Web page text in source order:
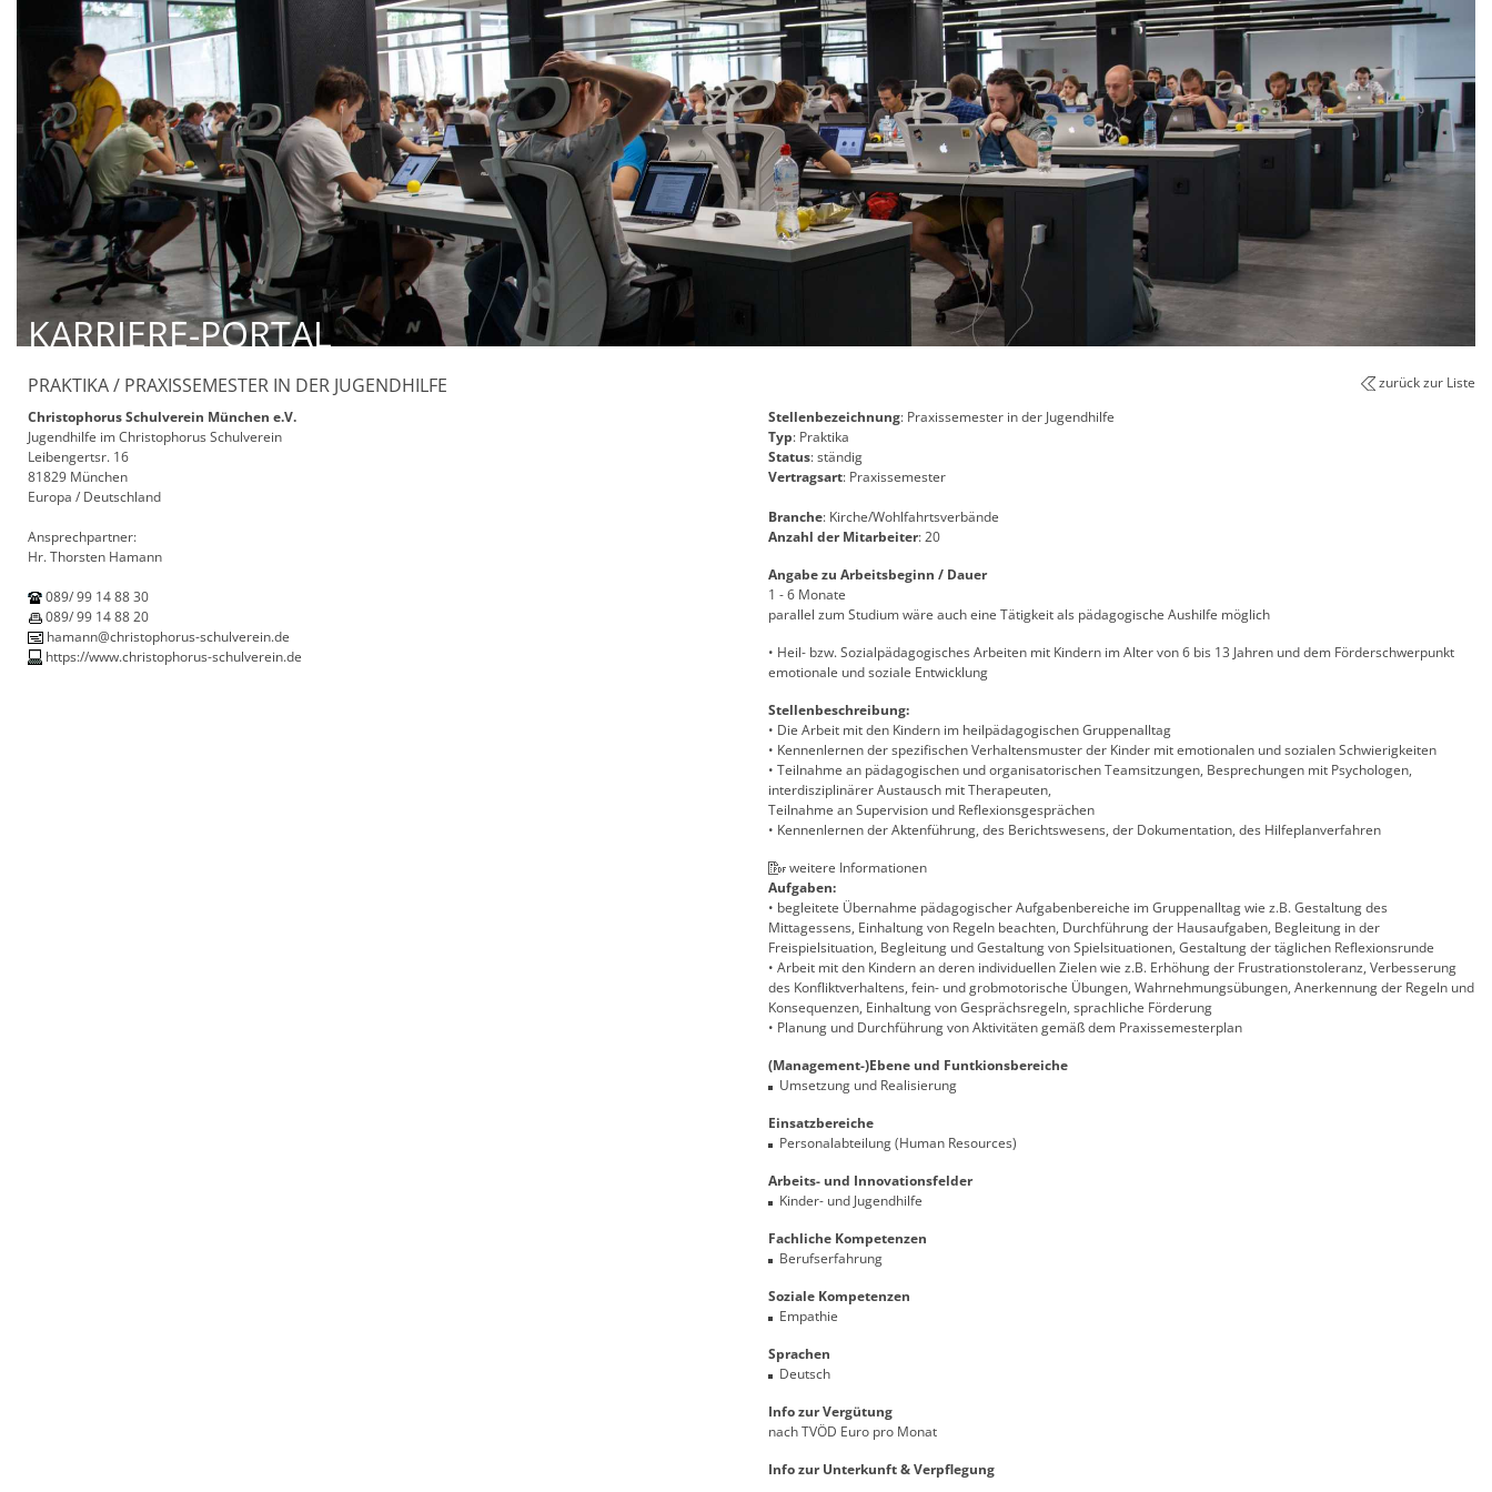
KARRIERE-PORTAL
zurück zur Liste
PRAKTIKA / PRAXISSEMESTER IN DER JUGENDHILFE
Christophorus Schulverein München e.V.
Jugendhilfe im Christophorus Schulverein
Leibengertsr. 16
81829 München
Europa / Deutschland
Ansprechpartner:
Hr. Thorsten Hamann
089/ 99 14 88 30
089/ 99 14 88 20
hamann@christophorus-schulverein.de
https://www.christophorus-schulverein.de
Stellenbezeichnung: Praxissemester in der Jugendhilfe
Typ: Praktika
Status: ständig
Vertragsart: Praxissemester
Branche: Kirche/Wohlfahrtsverbände
Anzahl der Mitarbeiter: 20
Angabe zu Arbeitsbeginn / Dauer
1 - 6 Monate
parallel zum Studium wäre auch eine Tätigkeit als pädagogische Aushilfe möglich
• Heil- bzw. Sozialpädagogisches Arbeiten mit Kindern im Alter von 6 bis 13 Jahren und dem Förderschwerpunkt
emotionale und soziale Entwicklung
Stellenbeschreibung:
• Die Arbeit mit den Kindern im heilpädagogischen Gruppenalltag
• Kennenlernen der spezifischen Verhaltensmuster der Kinder mit emotionalen und sozialen Schwierigkeiten
• Teilnahme an pädagogischen und organisatorischen Teamsitzungen, Besprechungen mit Psychologen,
interdisziplinärer Austausch mit Therapeuten,
Teilnahme an Supervision und Reflexionsgesprächen
• Kennenlernen der Aktenführung, des Berichtswesens, der Dokumentation, des Hilfeplanverfahren
weitere Informationen
Aufgaben:
• begleitete Übernahme pädagogischer Aufgabenbereiche im Gruppenalltag wie z.B. Gestaltung des
Mittagessens, Einhaltung von Regeln beachten, Durchführung der Hausaufgaben, Begleitung in der
Freispielsituation, Begleitung und Gestaltung von Spielsituationen, Gestaltung der täglichen Reflexionsrunde
• Arbeit mit den Kindern an deren individuellen Zielen wie z.B. Erhöhung der Frustrationstoleranz, Verbesserung
des Konfliktverhaltens, fein- und grobmotorische Übungen, Wahrnehmungsübungen, Anerkennung der Regeln und
Konsequenzen, Einhaltung von Gesprächsregeln, sprachliche Förderung
• Planung und Durchführung von Aktivitäten gemäß dem Praxissemesterplan
(Management-)Ebene und Funtkionsbereiche
Umsetzung und Realisierung
Einsatzbereiche
Personalabteilung (Human Resources)
Arbeits- und Innovationsfelder
Kinder- und Jugendhilfe
Fachliche Kompetenzen
Berufserfahrung
Soziale Kompetenzen
Empathie
Sprachen
Deutsch
Info zur Vergütung
nach TVÖD Euro pro Monat
Info zur Unterkunft & Verpflegung